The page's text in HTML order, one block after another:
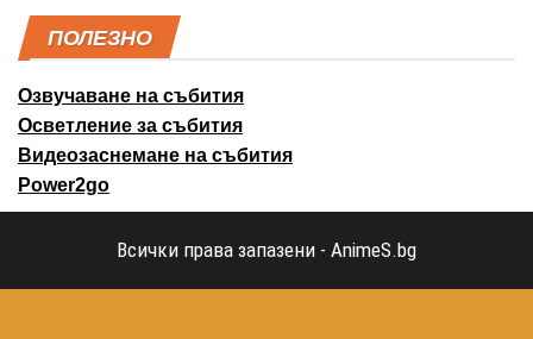
ПОЛЕЗНО
Озвучаване на събития
Осветление за събития
Видеозаснемане на събития
Power2go
Всички права запазени - AnimeS.bg